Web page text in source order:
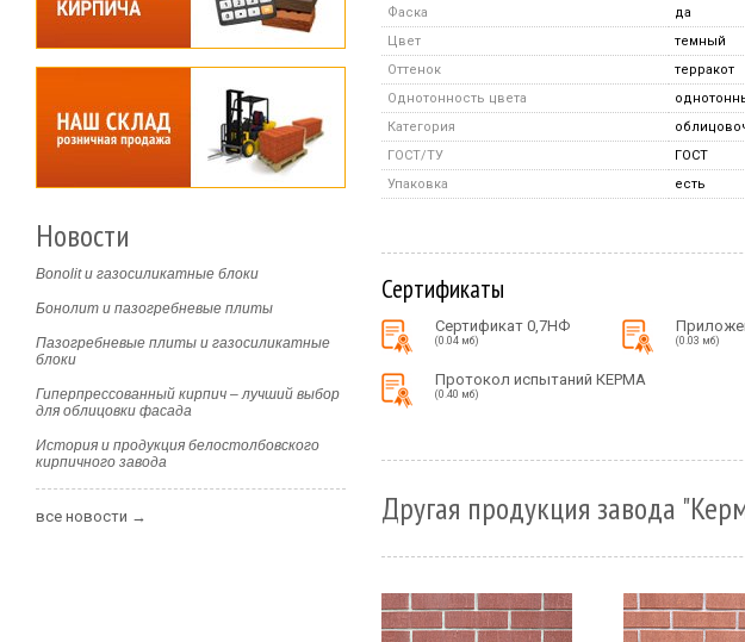
Фаска
да
Цвет
темный
Оттенок
терракот
Однотонность цвета
Категория
ГОСТ/ТУ
ГОСТ
Упаковка
есть
Сертификаты
Сертификат 0,7НФ
(0.04 мб) (0.03 мб)
Протокол испытаний КЕРМА
(0.40 мб)
Другая продукция завода
Новости
Bonolit и газосиликатные блоки
Бонолит и пазогребневые плиты
Пазогребневые плиты и газосиликатные
блоки
Гиперпрессованный кирпич – лучший выбор
для облицовки фасада
История и продукция белостолбовского
кирпичного завода
все новости →